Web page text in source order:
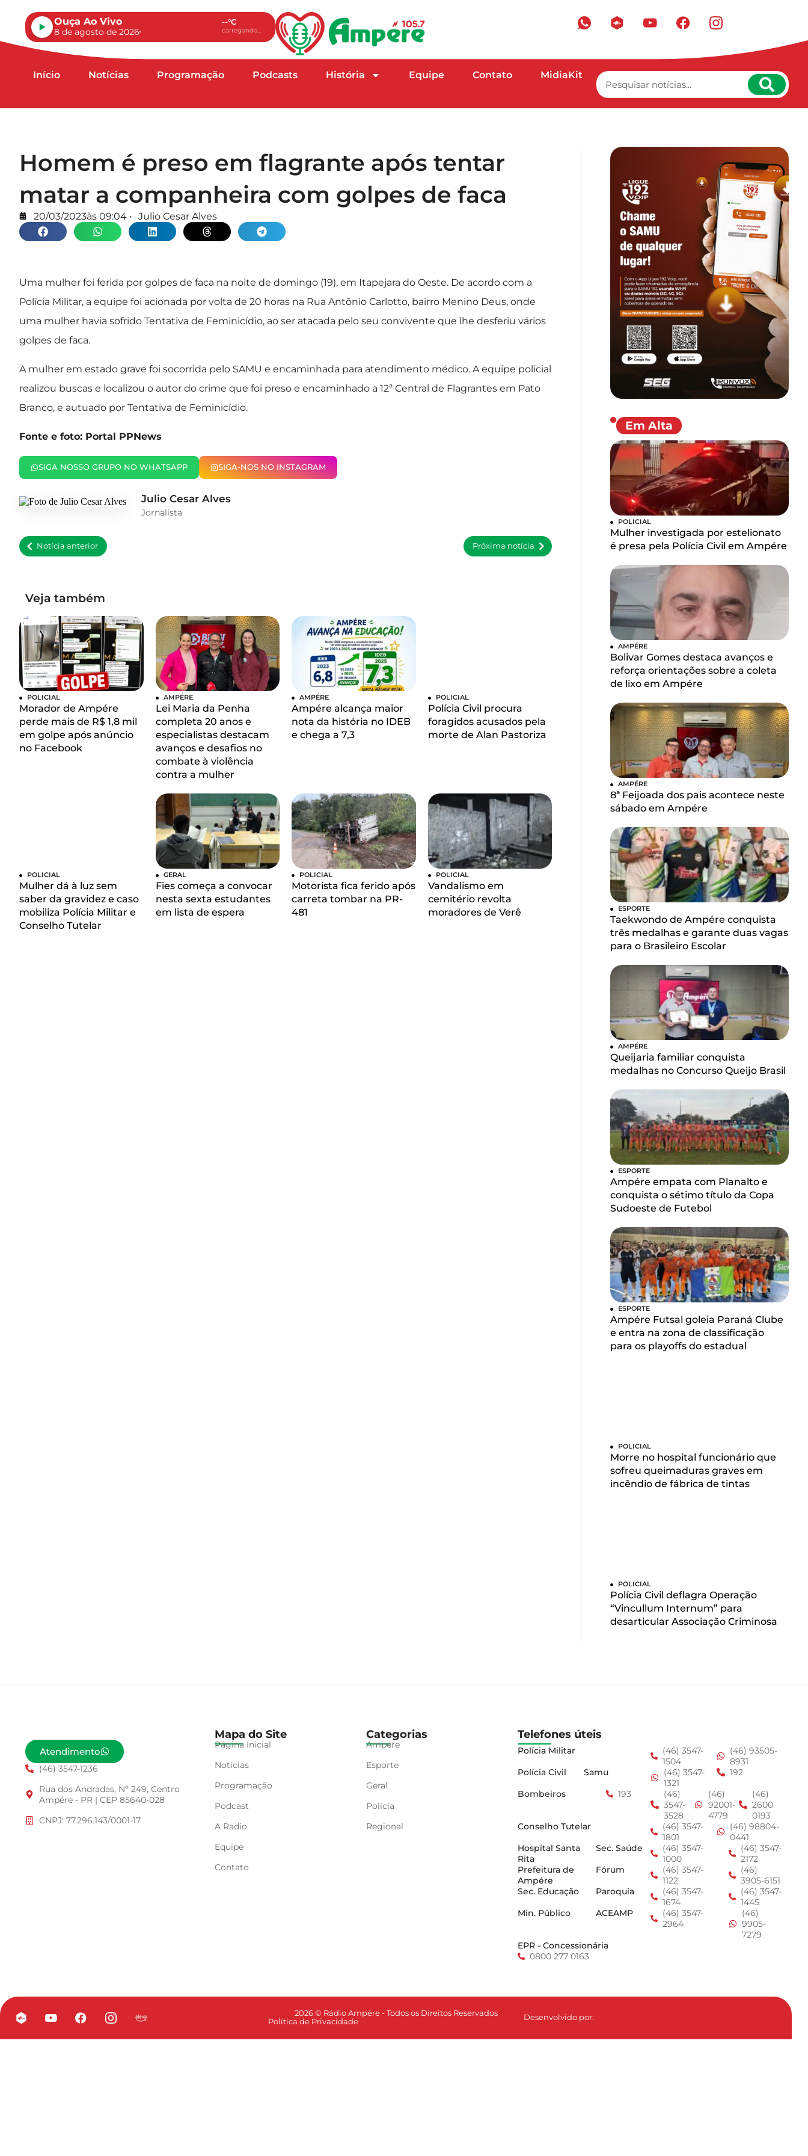
Ouça Ao Vivo
8 de agosto de 2026
--°C
carregando...
Início Notícias Programação Podcasts História Equipe Contato MidiaKit
Homem é preso em flagrante após tentar
matar a companheira com golpes de faca
20/03/2023às 09:04 • Julio Cesar Alves
Uma mulher foi ferida por golpes de faca na noite de domingo (19), em Itapejara do Oeste. De acordo com a
Polícia Militar, a equipe foi acionada por volta de 20 horas na Rua Antônio Carlotto, bairro Menino Deus, onde
uma mulher havia sofrido Tentativa de Feminicídio, ao ser atacada pelo seu convivente que lhe desferiu vários
golpes de faca.
A mulher em estado grave foi socorrida pelo SAMU e encaminhada para atendimento médico. A equipe policial
realizou buscas e localizou o autor do crime que foi preso e encaminhado a 12ª Central de Flagrantes em Pato
Branco, e autuado por Tentativa de Feminicídio.
Fonte e foto: Portal PPNews
SIGA NOSSO GRUPO NO WHATSAPP SIGA-NOS NO INSTAGRAM
Julio Cesar Alves
Jornalista
Notícia anterior Próxima notícia
Veja também
POLICIAL
Morador de Ampére
perde mais de R$ 1,8 mil
em golpe após anúncio
no Facebook
AMPÉRE
Lei Maria da Penha
completa 20 anos e
especialistas destacam
avanços e desafios no
combate à violência
contra a mulher
AMPÉRE
Ampére alcança maior
nota da história no IDEB
e chega a 7,3
POLICIAL
Polícia Civil procura
foragidos acusados pela
morte de Alan Pastoriza
POLICIAL
Mulher dá à luz sem
saber da gravidez e caso
mobiliza Polícia Militar e
Conselho Tutelar
GERAL
Fies começa a convocar
nesta sexta estudantes
em lista de espera
POLICIAL
Motorista fica ferido após
carreta tombar na PR-
481
POLICIAL
Vandalismo em
cemitério revolta
moradores de Verê
Em Alta
POLICIAL
Mulher investigada por estelionato
é presa pela Polícia Civil em Ampére
AMPÉRE
Bolivar Gomes destaca avanços e
reforça orientações sobre a coleta
de lixo em Ampére
AMPÉRE
8ª Feijoada dos pais acontece neste
sábado em Ampére
ESPORTE
Taekwondo de Ampére conquista
três medalhas e garante duas vagas
para o Brasileiro Escolar
AMPÉRE
Queijaria familiar conquista
medalhas no Concurso Queijo Brasil
ESPORTE
Ampére empata com Planalto e
conquista o sétimo título da Copa
Sudoeste de Futebol
ESPORTE
Ampére Futsal goleia Paraná Clube
e entra na zona de classificação
para os playoffs do estadual
POLICIAL
Morre no hospital funcionário que
sofreu queimaduras graves em
incêndio de fábrica de tintas
POLICIAL
Polícia Civil deflagra Operação
“Vincullum Internum” para
desarticular Associação Criminosa
Atendimento
(46) 3547-1236
Rua dos Andradas, Nº 249, Centro
Ampére - PR | CEP 85640-028
CNPJ: 77.296.143/0001-17
Mapa do Site
Página Inicial
Notícias
Programação
Podcast
A Radio
Equipe
Contato
Categorias
Ampére
Esporte
Geral
Polícia
Regional
Telefones úteis
Polícia Militar
(46) 3547-
1504
(46) 93505-
8931
Polícia Civil
Samu
(46) 3547-
1321
192
Bombeiros
193
(46)
3547-
3528
(46)
92001-
4779
(46)
2600
0193
Conselho Tutelar
(46) 3547-
1801
(46) 98804-
0441
Hospital Santa
Rita
Sec. Saúde
(46) 3547-
1000
(46) 3547-
2172
Prefeitura de
Ampére
Fórum
(46) 3547-
1122
(46)
3905-6151
Sec. Educação
Paroquia
(46) 3547-
1674
(46) 3547-
1445
Min. Público
ACEAMP
(46) 3547-
2964
(46)
9905-
7279
EPR - Concessionária
0800 277 0163
2026 © Rádio Ampére - Todos os Direitos Reservados
Política de Privacidade
Desenvolvido por: